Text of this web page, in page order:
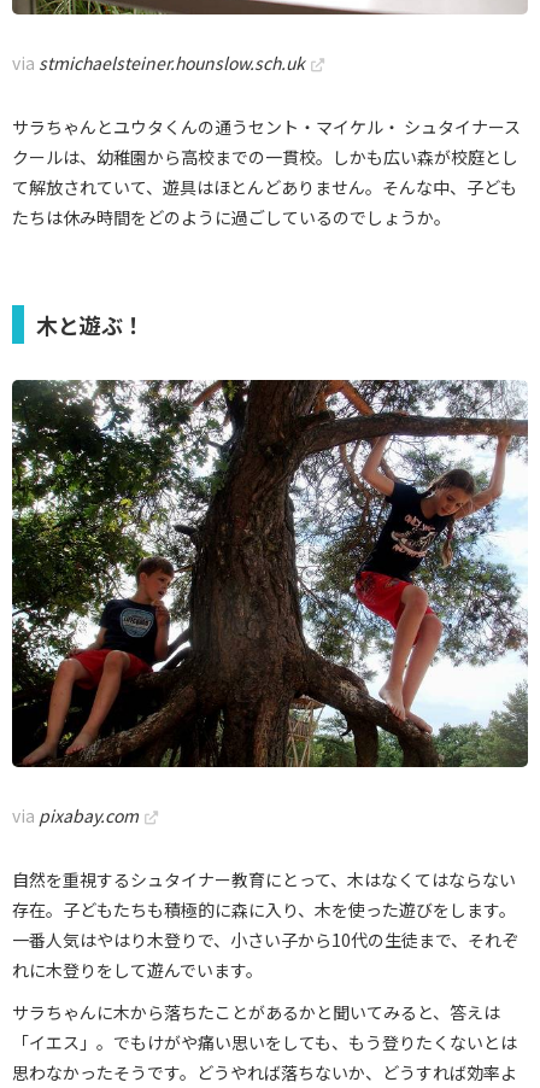
via stmichaelsteiner.hounslow.sch.uk
サラちゃんとユウタくんの通うセント・マイケル・ シュタイナース
クールは、幼稚園から高校までの一貫校。しかも広い森が校庭とし
て解放されていて、遊具はほとんどありません。そんな中、子ども
たちは休み時間をどのように過ごしているのでしょうか。
木と遊ぶ！
via pixabay.com
自然を重視するシュタイナー教育にとって、木はなくてはならない
存在。子どもたちも積極的に森に入り、木を使った遊びをします。
一番人気はやはり木登りで、小さい子から10代の生徒まで、それぞ
れに木登りをして遊んでいます。
サラちゃんに木から落ちたことがあるかと聞いてみると、答えは
「イエス」。でもけがや痛い思いをしても、もう登りたくないとは
思わなかったそうです。どうやれば落ちないか、どうすれば効率よ